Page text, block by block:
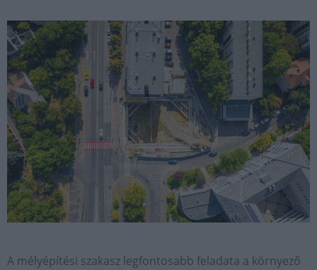
A mélyépítési szakasz legfontosabb feladata a környező